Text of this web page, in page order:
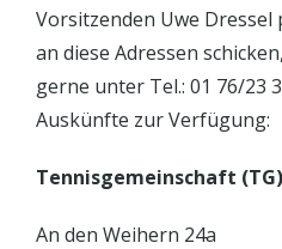
Vorsitzenden Uwe
an diese Adressen
gerne unter Tel.: 01 76/23
Auskünfte zur Verfügung:
Tennisgemeinschaft
An den Weihern 24a